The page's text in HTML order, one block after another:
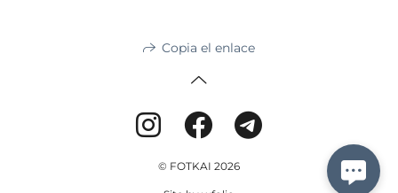
Copia el enlace
© FOTKAI 2026